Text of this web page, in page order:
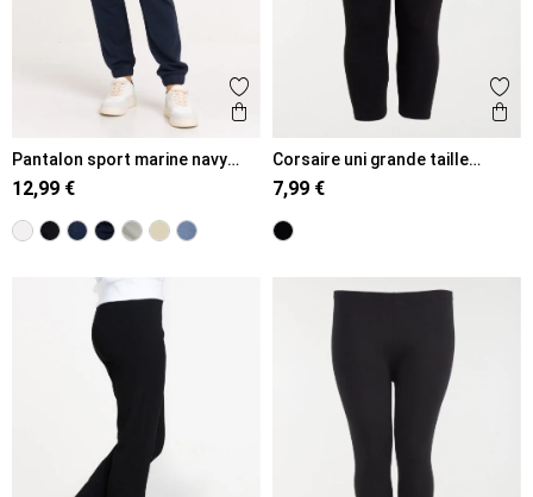
Ajouter aux favoris
Aperçu rapide
Pantalon sport marine navy
femme
12,99 €
Corsaire uni grande taille
femme
7,99 €